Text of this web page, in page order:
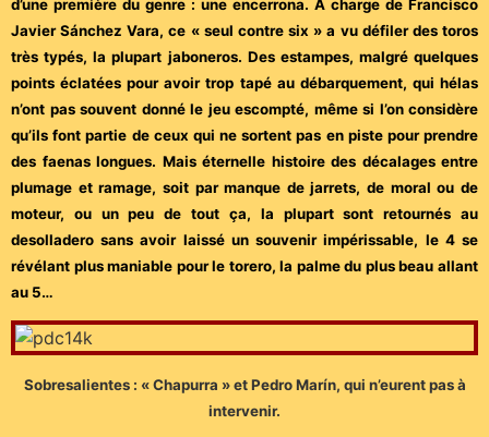
d’une première du genre : une encerrona. A charge de Francisco
Javier Sánchez Vara, ce « seul contre six » a vu défiler des toros
très typés, la plupart jaboneros. Des estampes, malgré quelques
points éclatées pour avoir trop tapé au débarquement, qui hélas
n’ont pas souvent donné le jeu escompté, même si l’on considère
qu’ils font partie de ceux qui ne sortent pas en piste pour prendre
des faenas longues. Mais éternelle histoire des décalages entre
plumage et ramage, soit par manque de jarrets, de moral ou de
moteur, ou un peu de tout ça, la plupart sont retournés au
desolladero sans avoir laissé un souvenir impérissable, le 4 se
révélant plus maniable pour le torero, la palme du plus beau allant
au 5…
Sobresalientes : « Chapurra » et Pedro Marín, qui n’eurent pas à
intervenir.